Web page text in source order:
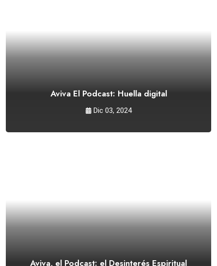
Aviva El Podcast: Huella digital
Dic 03, 2024
Aviva, el Podcast: el Desinterés Espiritual